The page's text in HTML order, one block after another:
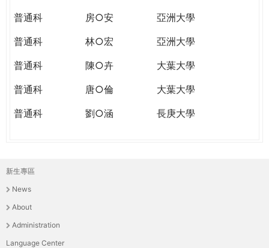
普通科
房○安
亞洲大學
普通科
林○宏
亞洲大學
普通科
陳○卉
大葉大學
普通科
唐○倫
大葉大學
普通科
劉○涵 長庚大學
主
選
單
新生專區
News
About
Administration
Language Center